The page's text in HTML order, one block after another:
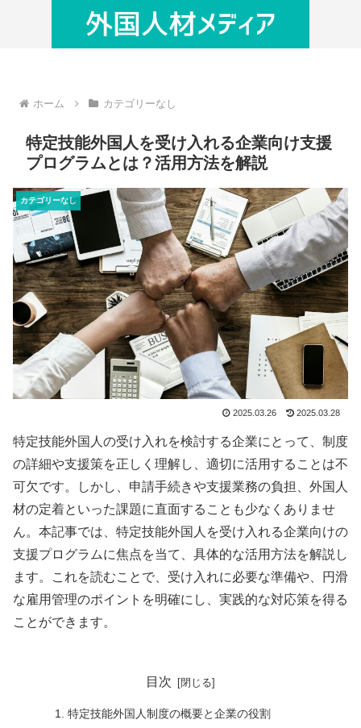
ホーム カテゴリーなし
特定技能外国人を受け入れる企業向け支援
プログラムとは？活用方法を解説
カテゴリーなし
2025.03.26 2025.03.28
特定技能外国人の受け入れを検討する企業にとって、制度
の詳細や支援策を正しく理解し、適切に活用することは不
可欠です。しかし、申請手続きや支援業務の負担、外国人
材の定着といった課題に直面することも少なくありませ
ん。本記事では、特定技能外国人を受け入れる企業向けの
支援プログラムに焦点を当て、具体的な活用方法を解説し
ます。これを読むことで、受け入れに必要な準備や、円滑
な雇用管理のポイントを明確にし、実践的な対応策を得る
ことができます。
目次
特定技能外国人制度の概要と企業の役割